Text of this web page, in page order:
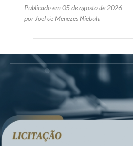
Publicado em 05 de agosto de 2026
por Joel de Menezes Niebuhr